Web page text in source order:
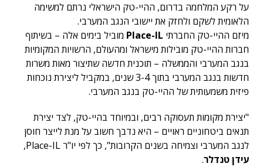
על רקע המלחמה בדרום, ההיי-טק הישראלי נרתם למשימה
הלאומית לשקם ולחזק את יישובי הנגב המערבי.
מיזם ההיי-טק החברתי Place-IL מוביל בימים אלה – בשיתוף
חברות ההיי-טק מובילות מישראל ומהעולם, הרשויות המקומיות
בנגב המערבי והממשלה – תוכנית חדשה שתיצור מאות משרות
חדשות בנגב המערבי בתוך 3-4 שנים, במקביל ליצירת נוכחות
פיזית משמעותית של ההיי-טק בנגב המערבי.
"יצירת מקומות תעסוקה רבים, ובמיוחד בהיי-טק, לצד יצירת
תנאים ביטחוניים ראויים – היא נדבך חשוב על מנת לייצר חוסן
לנגב המערבי וצמיחה בשנים הקרובות", כך לפי יו"ר Place-IL,
עידן טנדלר.